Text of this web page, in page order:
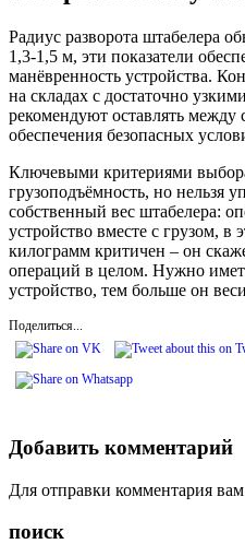
Радиус разворота штабелера
1,3-1,5 м, эти показатели
манёвренность устройства.
на складах с достаточно
рекомендуют оставлять
обеспечения безопасных
Ключевыми критериями
грузоподъёмность, но нельзя
собственный вес штабелера:
устройство вместе с грузом,
килограмм критичен – он
операций в целом. Нужно
устройство, тем больше он
Поделиться...
Добавить комментарий
Для отправки комментария
поиск